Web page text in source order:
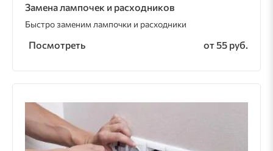
Замена лампочек и расходников
Быстро заменим лампочки и расходники
Посмотреть от 55 руб.